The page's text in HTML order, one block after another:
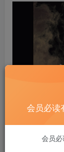
会员必读
会员